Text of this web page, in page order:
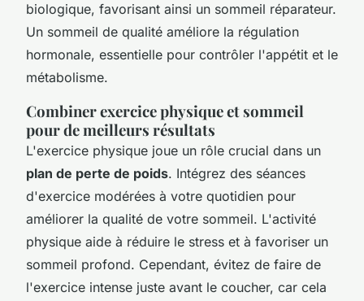
biologique, favorisant ainsi un sommeil réparateur.
Un sommeil de qualité améliore la régulation
hormonale, essentielle pour contrôler l'appétit et le
métabolisme.
Combiner exercice physique et sommeil
pour de meilleurs résultats
L'exercice physique joue un rôle crucial dans un
plan de perte de poids. Intégrez des séances
d'exercice modérées à votre quotidien pour
améliorer la qualité de votre sommeil. L'activité
physique aide à réduire le stress et à favoriser un
sommeil profond. Cependant, évitez de faire de
l'exercice intense juste avant le coucher, car cela